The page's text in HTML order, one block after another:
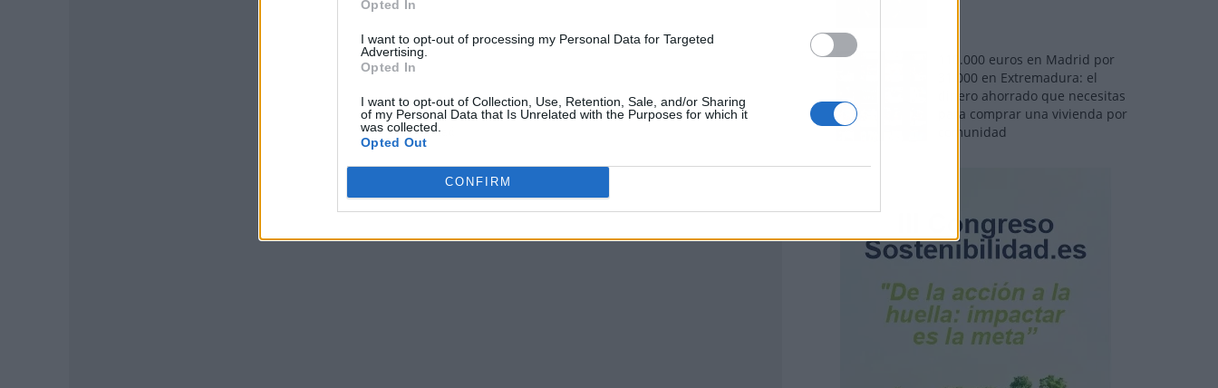
Opted In
I want to opt-out of processing my Personal Data for Targeted
Advertising.
Opted In
I want to opt-out of Collection, Use, Retention, Sale, and/or Sharing
of my Personal Data that Is Unrelated with the Purposes for which it
was collected.
Opted Out
CONFIRM
Publicidad
110.000 euros en Madrid por
31.000 en Extremadura: el
dinero ahorrado que necesitas
para comprar una vivienda por
comunidad